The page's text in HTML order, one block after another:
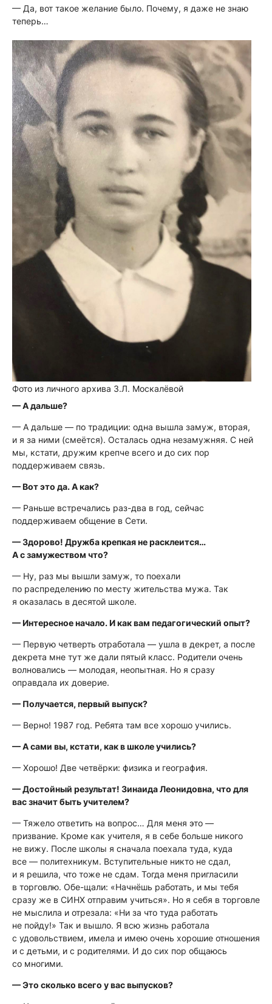
— Да, вот такое желание было. Почему, я даже не знаю
теперь…
Фото из личного архива З.Л. Москалёвой
— А дальше?
— А дальше — по традиции: одна вышла замуж, вторая,
и я за ними (смеётся). Осталась одна незамужняя. С ней
мы, кстати, дружим крепче всего и до сих пор
поддерживаем связь.
— Вот это да. А как?
— Раньше встречались раз-два в год, сейчас
поддерживаем общение в Сети.
— Здорово! Дружба крепкая не расклеится…
А с замужеством что?
— Ну, раз мы вышли замуж, то поехали
по распределению по месту жительства мужа. Так
я оказалась в десятой школе.
— Интересное начало. И как вам педагогический опыт?
— Первую четверть отработала — ушла в декрет, а после
декрета мне тут же дали пятый класс. Родители очень
волновались — молодая, неопытная. Но я сразу
оправдала их доверие.
— Получается, первый выпуск?
— Верно! 1987 год. Ребята там все хорошо учились.
— А сами вы, кстати, как в школе учились?
— Хорошо! Две четвёрки: физика и география.
— Достойный результат! Зинаида Леонидовна, что для
вас значит быть учителем?
— Тяжело ответить на вопрос… Для меня это —
призвание. Кроме как учителя, я в себе больше никого
не вижу. После школы я сначала поехала туда, куда
все — политехникум. Вступительные никто не сдал,
и я решила, что тоже не сдам. Тогда меня пригласили
в торговлю. Обе-щали: «Начнёшь работать, и мы тебя
сразу же в СИНХ отправим учиться». Но я себя в торговле
не мыслила и отрезала: «Ни за что туда работать
не пойду!» Так и вышло. Я всю жизнь работала
с удовольствием, имела и имею очень хорошие отношения
и с детьми, и с родителями. И до сих пор общаюсь
со многими.
— Это сколько всего у вас выпусков?